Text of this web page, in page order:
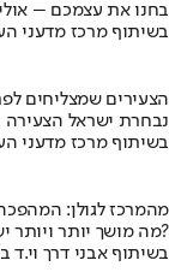
בחנו את עצמכם –
בשיתוף מרכז מדעני
הצעירים שמצליחים
נבחרת ישראל הצעירה
בשיתוף מרכז מדעני
מהמרכז לגולן:
מה מושך יותר ויותר ישראלים למטרופולין המתפתח של האזור היפה במדינה?
בשיתוף אבני דרך וי.ד